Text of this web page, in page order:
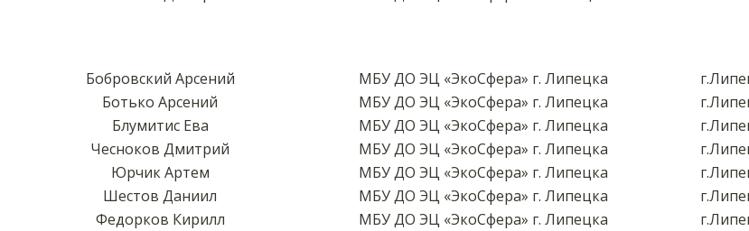
Бобровский Арсений
МБУ ДО ЭЦ «ЭкоСфера» г. Липецка
Ботько Арсений
МБУ ДО ЭЦ «ЭкоСфера» г. Липецка
Блумитис Ева
МБУ ДО ЭЦ «ЭкоСфера» г. Липецка
Чесноков Дмитрий
МБУ ДО ЭЦ «ЭкоСфера» г. Липецка
Юрчик Артем
МБУ ДО ЭЦ «ЭкоСфера» г. Липецка
Шестов Даниил
МБУ ДО ЭЦ «ЭкоСфера» г. Липецка
Федорков Кирилл
МБУ ДО ЭЦ «ЭкоСфера» г. Липецка